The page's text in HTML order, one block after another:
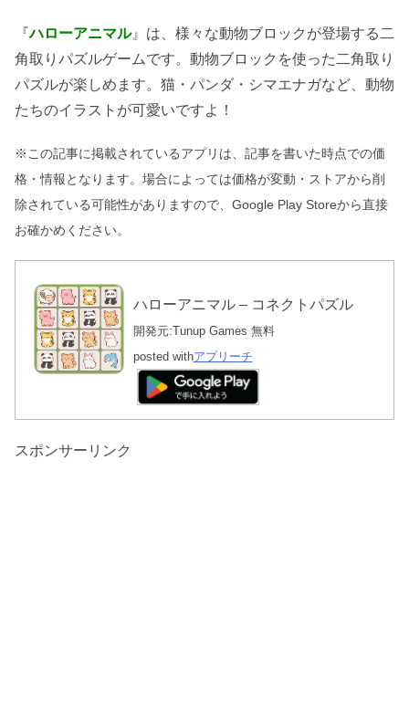
『ハローアニマル』は、様々な動物ブロックが登場する二
角取りパズルゲームです。動物ブロックを使った二角取り
パズルが楽しめます。猫・パンダ・シマエナガなど、動物
たちのイラストが可愛いですよ！
※この記事に掲載されているアプリは、記事を書いた時点での価
格・情報となります。場合によっては価格が変動・ストアから削
除されている可能性がありますので、Google Play Storeから直接
お確かめください。
ハローアニマル – コネクトパズル
開発元:Tunup Games 無料
posted withアプリーチ
スポンサーリンク